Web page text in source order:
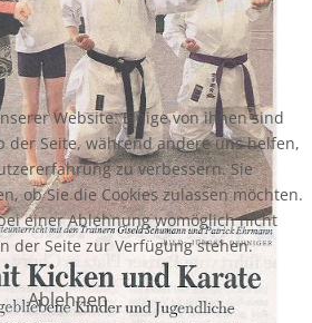
Website. Einige von ihnen sind
der Seite, während andere uns helfen,
zu verbessern. Sie
ob Sie die Cookies zulassen möchten.
einer Ablehnung womöglich nicht
der Seite zur Verfügung stehen.
Ablehnen